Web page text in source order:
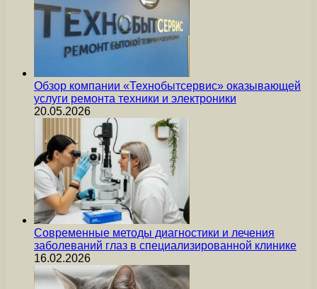
Обзор компании «Технобытсервис» оказывающей
услуги ремонта техники и электроники
20.05.2026
Современные методы диагностики и лечения
заболеваний глаз в специализированной клинике
16.02.2026